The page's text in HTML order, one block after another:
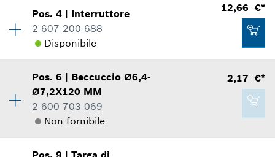
Aggiungere al carrello
3,11 €*
*Inclusa IVA
Aggiungere al carrello
Gruppo prezzo:21
Informazioni parti di ricambio
7,56 €*
Pos.4 | Interruttore
2 607 200 688
Disponibile
12,66 €*
Disponibilità 1
Gruppo prezzo
Informazioni parti di ricambio
Applicazione del ricambio
Mostrare nell'illustrazione
Pos.6 | Beccuccio Ø6,4-
Ø7,2X120 MM
2 600 703 069
Non fornibile
2,17 €*